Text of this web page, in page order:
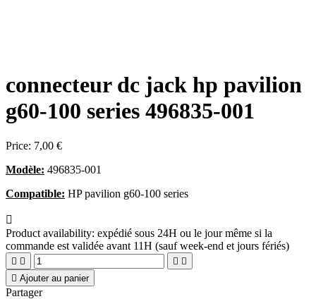
connecteur dc jack hp pavilion
g60-100 series 496835-001
Price: 7,00 €
Modèle: 496835-001
Compatible: HP pavilion g60-100 series

Product availability: expédié sous 24H ou le jour même si la
commande est validée avant 11H (sauf week-end et jours fériés)
   
 Ajouter au panier
Partager